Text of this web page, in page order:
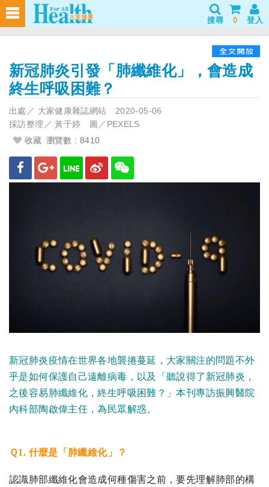
搜尋 0 登入
新冠肺炎引發「肺纖維化」，會造成
終生呼吸困難？
出處／ 大家健康雜誌網站 2020-05-06
採訪整理／ 黃于婷 圖／PEXELS
收藏 瀏覽數 : 8410
新冠肺炎疫情在世界各地襲捲蔓延，大家關注的問題不外
乎是如何保護自己遠離病毒，以及「聽說得了新冠肺炎，
之後容易肺纖維化，終生呼吸困難？」本刊專訪振興醫院
內科部陶啟偉主任，為民眾解惑。
Ｑ1. 什麼是「肺纖維化」？
認識肺部纖維化會造成何種傷害之前，要先理解肺部的構